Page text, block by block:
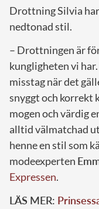
Drottning Silvia
nedtonad stil.
– Drottningen är
kungligheten vi
misstag när det
snyggt och korrekt
mogen och värdig
alltid välmatchad
henne en stil som
modeexperten
Expressen.
LÄS MER: